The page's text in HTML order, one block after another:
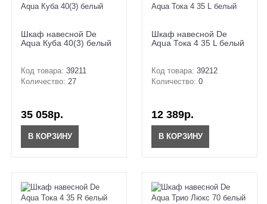
Шкаф навесной De
Aqua Куба 40(3) белый
Код товара: 39211
Количество: 27
35 058р.
В КОРЗИНУ
Шкаф навесной De
Aqua Тока 4 35 L белый
Код товара: 39212
Количество: 0
12 389р.
В КОРЗИНУ